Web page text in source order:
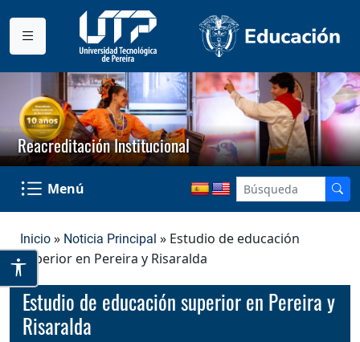
Reacreditación Institucional
Menú
Inicio » Noticia Principal » Estudio de educación
superior en Pereira y Risaralda
Estudio de educación superior en Pereira y
Risaralda